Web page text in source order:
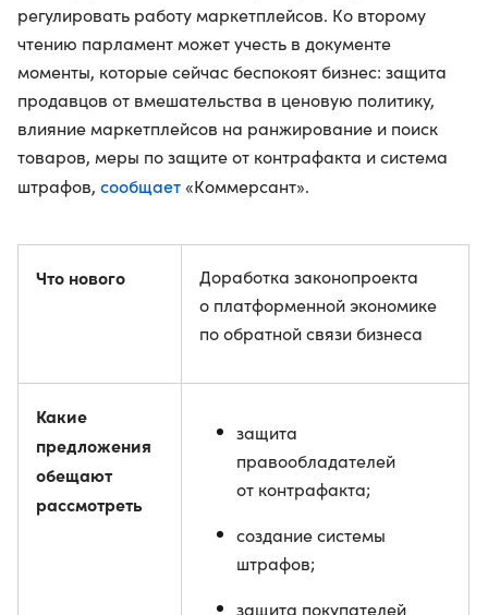
регулировать работу маркетплейсов. Ко второму
чтению парламент может учесть в документе
моменты, которые сейчас беспокоят бизнес: защита
продавцов от вмешательства в ценовую политику,
влияние маркетплейсов на ранжирование и поиск
товаров, меры по защите от контрафакта и система
штрафов, сообщает «Коммерсант».
Что нового
Доработка законопроекта
о платформенной экономике
по обратной связи бизнеса
Какие
предложения
обещают
рассмотреть
защита
правообладателей
от контрафакта;
создание системы
штрафов;
защита покупателей